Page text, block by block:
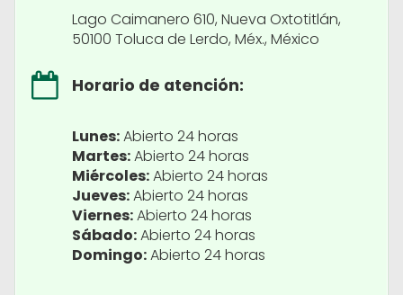
Lago Caimanero 610, Nueva Oxtotitlán,
50100 Toluca de Lerdo, Méx., México
Horario de atención:
Lunes:Abierto 24 horas
Martes:Abierto 24 horas
Miércoles:Abierto 24 horas
Jueves:Abierto 24 horas
Viernes:Abierto 24 horas
Sábado:Abierto 24 horas
Domingo:Abierto 24 horas